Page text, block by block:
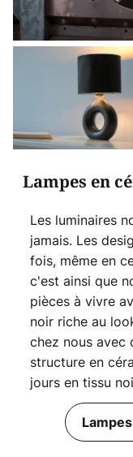
Lampes en
Les luminaires
jamais. Les
fois, même en
c'est ainsi que
pièces à vivre
noir riche au
chez nous avec
structure en
jours en tissu